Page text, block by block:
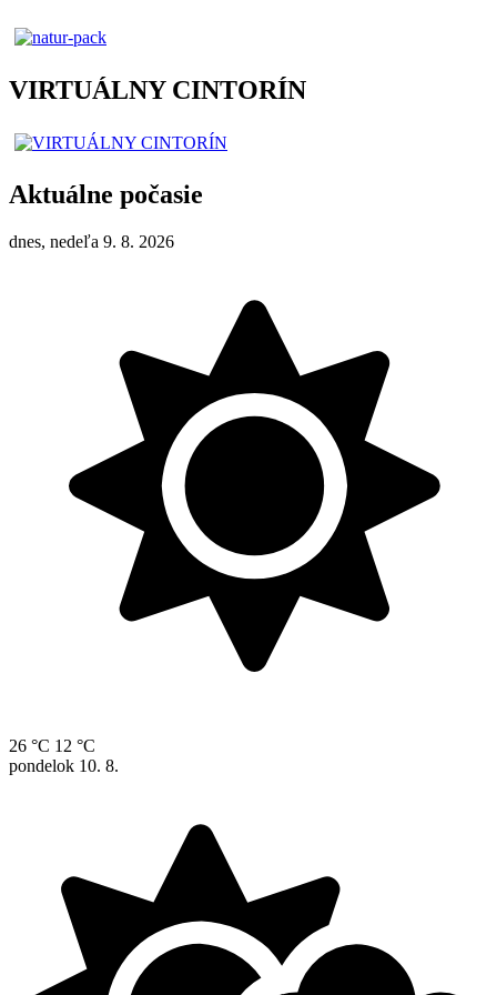
VIRTUÁLNY CINTORÍN
Aktuálne počasie
dnes, nedeľa 9. 8. 2026
26 °C 12 °C
pondelok 10. 8.